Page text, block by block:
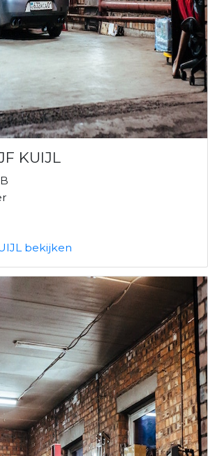
KUIJL
bekijken